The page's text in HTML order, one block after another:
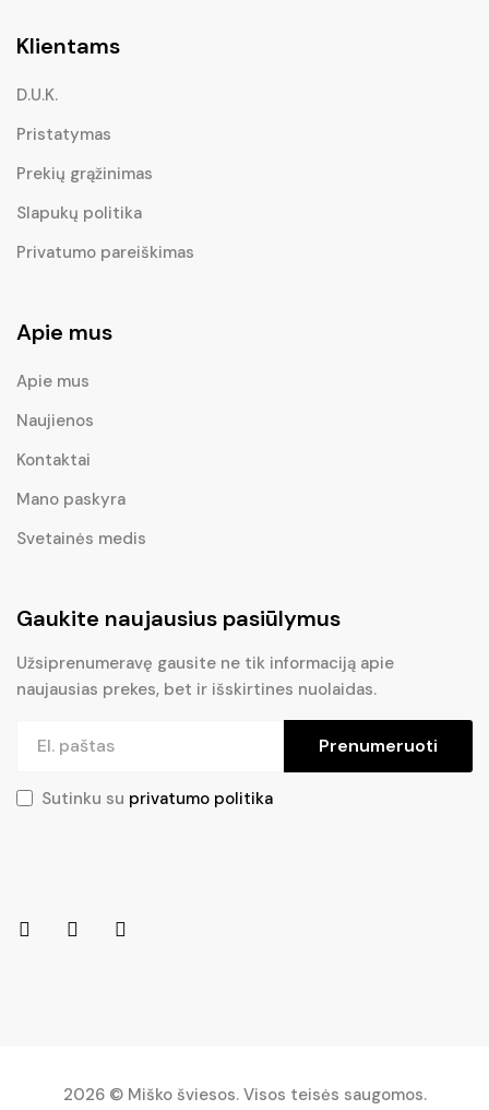
Klientams
D.U.K.
Pristatymas
Prekių grąžinimas
Slapukų politika
Privatumo pareiškimas
Apie mus
Apie mus
Naujienos
Kontaktai
Mano paskyra
Svetainės medis
Gaukite naujausius pasiūlymus
Užsiprenumeravę gausite ne tik informaciją apie
naujausias prekes, bet ir išskirtines nuolaidas.
Prenumeruoti
Sutinku su privatumo politika
2026 © Miško šviesos. Visos teisės saugomos.